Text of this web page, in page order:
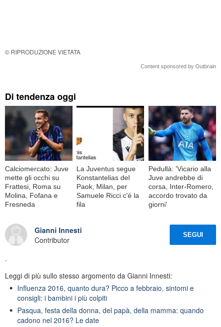
© RIPRODUZIONE VIETATA
Content sponsored by Outbrain
Di tendenza oggi
Calciomercato: Juve
mette gli occhi su
Frattesi, Roma su
Molina, Fofana e
Fresneda
La Juventus segue
Konstantelias del
Paok, Milan, per
Samuele Ricci c'é la
fila
Pedullà: 'Vicario alla
Juve andrebbe di
corsa, Inter-Romero,
accordo trovato da
giorni'
Gianni Innesti
Contributor
SEGUI
.
Leggi di più sullo stesso argomento da Gianni Innesti:
Influenza 2016, quanto dura? Picco a febbraio, sintomi e
consigli: i bambini i più colpiti
Pasqua, festa della donna, del papà, della mamma: quando
cadono nel 2016? Le date